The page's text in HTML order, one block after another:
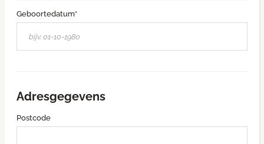
Geboortedatum*
Adresgegevens
Postcode